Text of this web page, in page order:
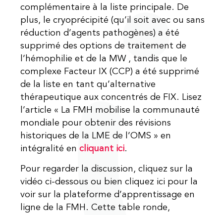
complémentaire à la liste principale. De
plus, le cryoprécipité (qu’il soit avec ou sans
réduction d’agents pathogènes) a été
supprimé des options de traitement de
l’hémophilie et de la MW , tandis que le
complexe Facteur IX (CCP) a été supprimé
de la liste en tant qu’alternative
thérapeutique aux concentrés de FIX. Lisez
l’article « La FMH mobilise la communauté
mondiale pour obtenir des révisions
historiques de la LME de l’OMS » en
intégralité encliquant ici.
Pour regarder la discussion, cliquez sur la
vidéo ci-dessous ou bien cliquez ici pour la
voir sur la plateforme d’apprentissage en
ligne de la FMH. Cette table ronde,